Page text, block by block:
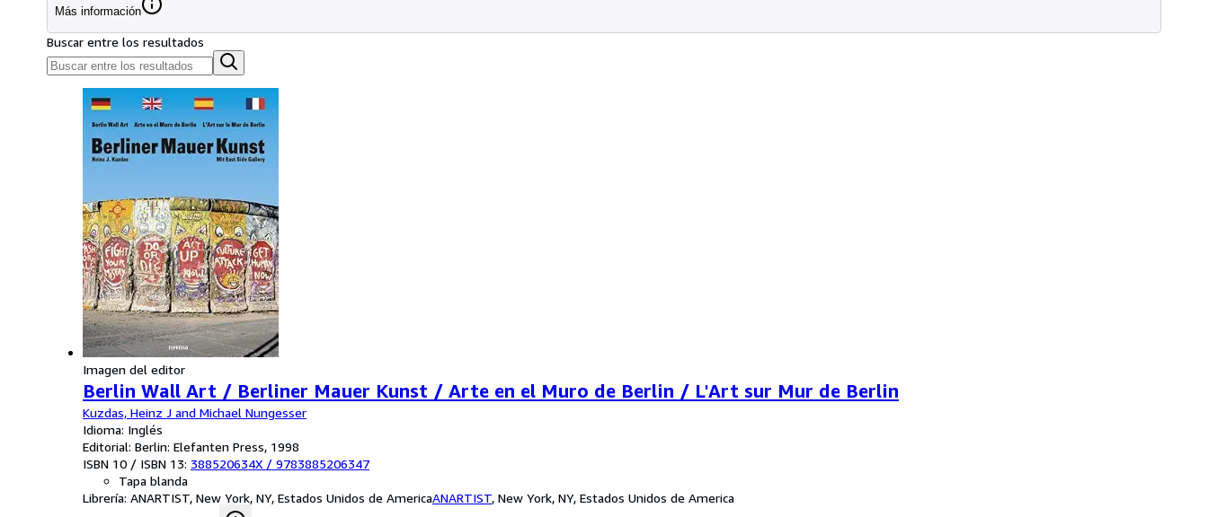
Más información
Buscar entre los resultados
Imagen del editor
Berlin Wall Art / Berliner Mauer Kunst / Arte en el Muro de Berlin / L'Art sur Mur de Berlin
Kuzdas, Heinz J and Michael Nungesser
Idioma: Inglés
Editorial: Berlin: Elefanten Press, 1998
ISBN 10 / ISBN 13: 388520634X / 9783885206347
Tapa blanda
Librería: ANARTIST, New York, NY, Estados Unidos de AmericaANARTIST, New York, NY, Estados Unidos de America